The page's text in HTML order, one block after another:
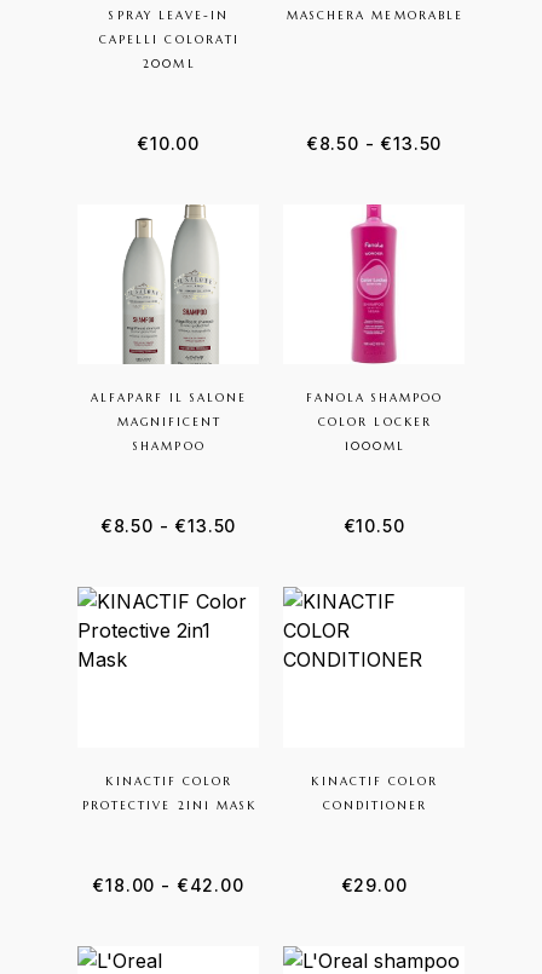
SPRAY LEAVE-IN
CAPELLI COLORATI
200ML
€10.00
MASCHERA MEMORABLE
€8.50 - €13.50
ALFAPARF IL SALONE
MAGNIFICENT
SHAMPOO
€8.50 - €13.50
FANOLA SHAMPOO
COLOR LOCKER
1000ML
€10.50
KINACTIF COLOR
PROTECTIVE 2IN1 MASK
€18.00 - €42.00
KINACTIF COLOR
CONDITIONER
€29.00